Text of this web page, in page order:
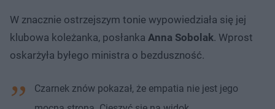
W znacznie ostrzejszym tonie wypowiedziała się jej
klubowa koleżanka, posłanka Anna Sobolak. Wprost
oskarżyła byłego ministra o bezduszność.
Czarnek znów pokazał, że empatia nie jest jego